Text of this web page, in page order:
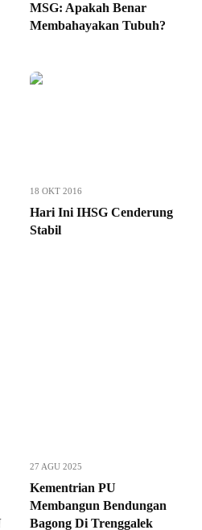
MSG: Apakah Benar
Membahayakan Tubuh?
18 OKT 2016
Hari Ini IHSG Cenderung
Stabil
27 AGU 2025
Kementrian PU
Membangun Bendungan
Bagong Di Trenggalek